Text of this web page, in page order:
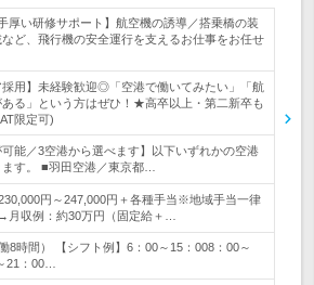
厚い研修サポート】航空機の誘導／搭乗橋の装
ど、飛行機の安全運行を支えるお仕事をお任せ
採用】未経験歓迎◎「空港で働いてみたい」「航
ある」という方はぜひ！★高卒以上・第二新卒も
限定可)
可能／3空港から選べます】以下いずれかの空港
す。 ■羽田空港／東京都…
円～247,000円＋各種手当※地域手当一律
月収例：約30万円（固定給＋…
8時間） 【シフト例】6：00～15：008：00～
21：00…